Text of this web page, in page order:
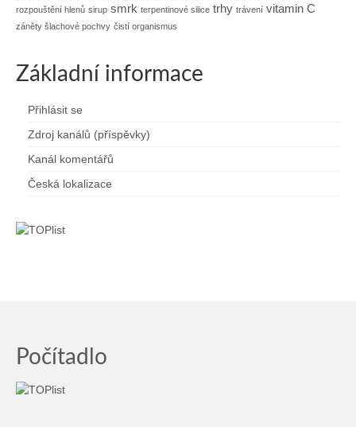
rozpouštění hlenů sirup smrk terpentinové silice trhy trávení vitamin C
záněty šlachové pochvy čistí organismus
Základní informace
Přihlásit se
Zdroj kanálů (příspěvky)
Kanál komentářů
Česká lokalizace
Počítadlo